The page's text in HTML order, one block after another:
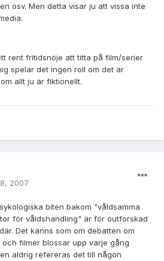
osv. Men detta visar ju att vissa inte
rent fritidsnöje att titta på film/serier
spelar det ingen roll om det är
allt ju är fiktionellt.
2007
biten bakom "våldsamma
för våldshandling" är för outforskad
Det känns som om debatten om
filmer blossar upp varje gång
aldrig refereras det till någon